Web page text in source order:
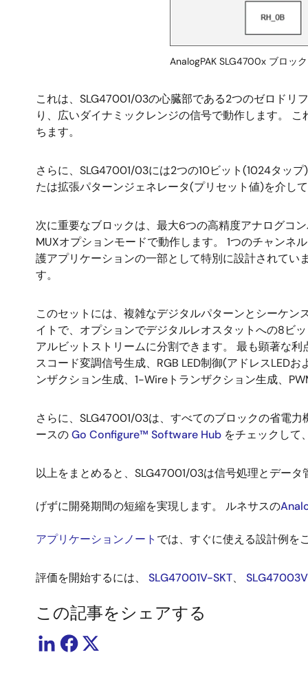
AnalogPAK SLG4700x ブロッ
これは、SLG47001/03の心臓部である2つのゼロドリ
り、広いダイナミックレンジの信号で動作します。
ちます。
さらに、SLG47001/03には2つの10ビット(1024タッ
たは拡張パターンジェネレータ(プリセット値)を介し
次に重要なブロックは、最大6つの高精度アナログコ
MUXオプションモードで動作します。 1つのチャン
護アプリケーションの一部として特別に設計されてい
す。
このセットには、複雑なデジタルパターンとシーケ
イトで、オプションでデジタルレオスタットへの8ビ
アルビットストリームに分割できます。 最も顕著な
スコード変調信号生成、RGB LED制御(アドレスLED
ンザクション生成、1-Wireトランザクション生成、
さらに、SLG47001/03は、すべてのブロックの省電
ースのGo Configure™ Software Hub をチェックして
以上をまとめると、SLG47001/03は信号処理とデータ
げずに開発期間の短縮を実現します。 ルネサスの
アプリケーションノート では、すぐに使える設計例を
評価を開始するには、 SLG47001V-SKT、
この記事をシェアする